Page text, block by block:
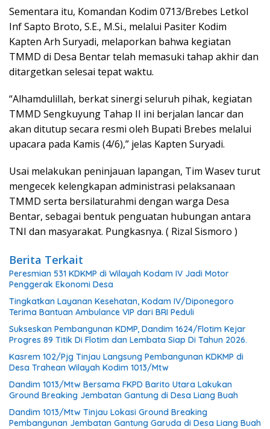
Sementara itu, Komandan Kodim 0713/Brebes Letkol
Inf Sapto Broto, S.E., M.Si., melalui Pasiter Kodim
Kapten Arh Suryadi, melaporkan bahwa kegiatan
TMMD di Desa Bentar telah memasuki tahap akhir dan
ditargetkan selesai tepat waktu.
“Alhamdulillah, berkat sinergi seluruh pihak, kegiatan
TMMD Sengkuyung Tahap II ini berjalan lancar dan
akan ditutup secara resmi oleh Bupati Brebes melalui
upacara pada Kamis (4/6),” jelas Kapten Suryadi.
Usai melakukan peninjauan lapangan, Tim Wasev turut
mengecek kelengkapan administrasi pelaksanaan
TMMD serta bersilaturahmi dengan warga Desa
Bentar, sebagai bentuk penguatan hubungan antara
TNI dan masyarakat. Pungkasnya. ( Rizal Sismoro )
Berita Terkait
Peresmian 531 KDKMP di Wilayah Kodam IV Jadi Motor
Penggerak Ekonomi Desa
Tingkatkan Layanan Kesehatan, Kodam IV/Diponegoro
Terima Bantuan Ambulance VIP dari BRI Peduli
Sukseskan Pembangunan KDMP, Dandim 1624/Flotim Kejar
Progres 89 Titik Di Flotim dan Lembata Siap Di Tahun 2026.
Kasrem 102/Pjg Tinjau Langsung Pembangunan KDKMP di
Desa Trahean Wilayah Kodim 1013/Mtw
Dandim 1013/Mtw Bersama FKPD Barito Utara Lakukan
Ground Breaking Jembatan Gantung di Desa Liang Buah
Dandim 1013/Mtw Tinjau Lokasi Ground Breaking
Pembangunan Jembatan Gantung Garuda di Desa Liang Buah